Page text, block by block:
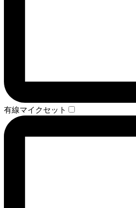
有線マイクセット